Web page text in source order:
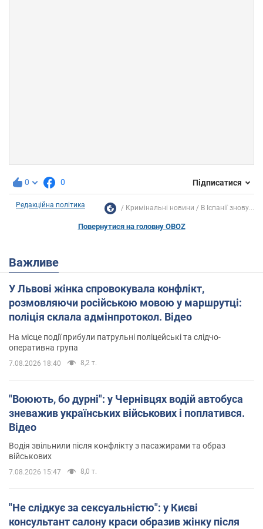
0 0 Підписатися
Редакційна політика Кримінальні новини В Іспанії знову...
Повернутися на головну OBOZ
Важливе
У Львові жінка спровокувала конфлікт,
розмовляючи російською мовою у маршрутці:
поліція склала адмінпротокол. Відео
На місце події прибули патрульні поліцейські та слідчо-
оперативна група
7.08.2026 18:40 8,2 т.
"Воюють, бо дурні": у Чернівцях водій автобуса
зневажив українських військових і поплатився.
Відео
Водія звільнили після конфлікту з пасажирами та образ
військових
7.08.2026 15:47 8,0 т.
"Не слідкує за сексуальністю": у Києві
консультант салону краси образив жінку після